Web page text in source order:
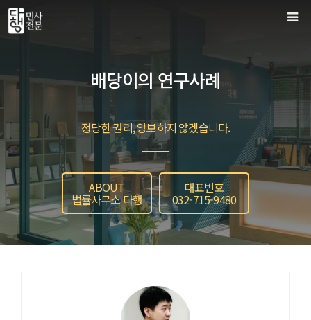
컨
텐
너
뛰
기
배당이의 연구사례
정당한 권리, 양보하지 않겠습니다.
ABOUT
법률사무소 다행
대표번호
032-715-9480